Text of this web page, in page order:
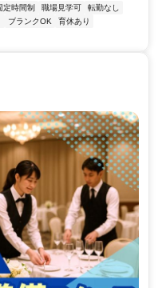
定時間制 職場見学可
転勤なし
ブランクOK
育休あり